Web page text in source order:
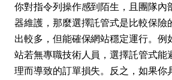
你對指令列操作感到陌生，且團隊內
器維護，那麼選擇託管式是比較保險
出較多，但能確保網站穩定運行。例
站若無專職技術人員，選擇託管式能
理而導致的訂單損失。反之，如果你